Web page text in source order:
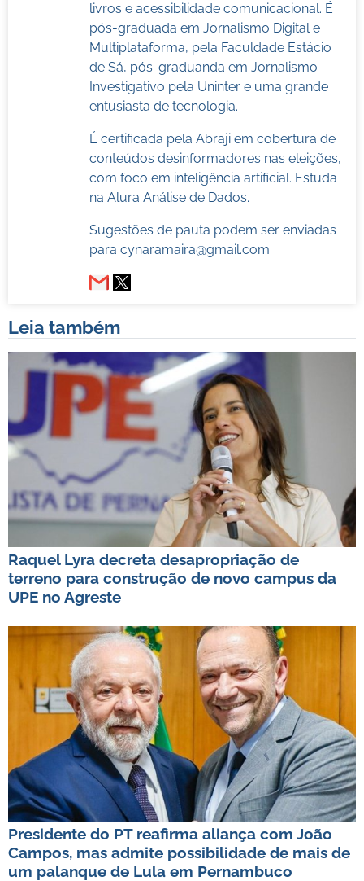
livros e acessibilidade comunicacional. É
pós-graduada em Jornalismo Digital e
Multiplataforma, pela Faculdade Estácio
de Sá, pós-graduanda em Jornalismo
Investigativo pela Uninter e uma grande
entusiasta de tecnologia.
É certificada pela Abraji em cobertura de
conteúdos desinformadores nas eleições,
com foco em inteligência artificial. Estuda
na Alura Análise de Dados.
Sugestões de pauta podem ser enviadas
para cynaramaira@gmail.com.
Leia também
Raquel Lyra decreta desapropriação de
terreno para construção de novo campus da
UPE no Agreste
Presidente do PT reafirma aliança com João
Campos, mas admite possibilidade de mais de
um palanque de Lula em Pernambuco